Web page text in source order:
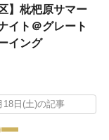
】枇杷原サマー
イト＠グレート
イング
18日(土)の記事